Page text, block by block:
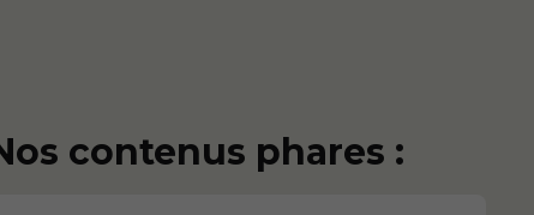
contenus phares :